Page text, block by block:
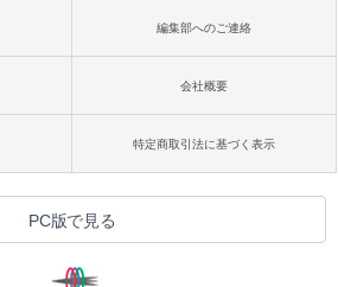
編集部へのご連絡
会社概要
特定商取引法に基づく表示
PC版で見る